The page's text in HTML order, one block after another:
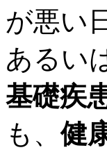
が悪い
あるい
基礎疾
も、健